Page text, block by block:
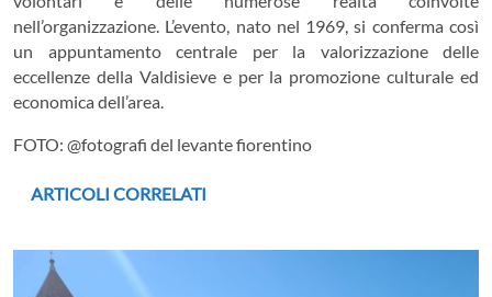
nell’organizzazione. L’evento, nato nel 1969, si conferma così
un appuntamento centrale per la valorizzazione delle
eccellenze della Valdisieve e per la promozione culturale ed
economica dell’area.
FOTO: @fotografi del levante fiorentino
ARTICOLI CORRELATI